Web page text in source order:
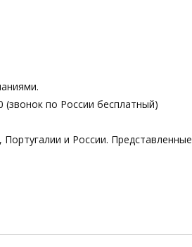
по России бесплатный)
и России. Представленные